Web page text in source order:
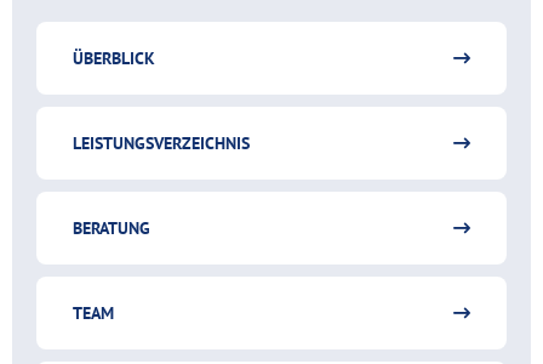
ÜBERBLICK
LEISTUNGSVERZEICHNIS
BERATUNG
TEAM